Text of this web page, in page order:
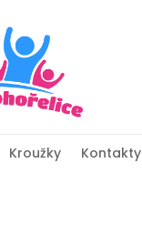
Kroužky Kontakty